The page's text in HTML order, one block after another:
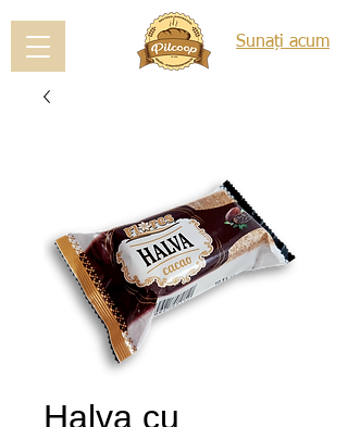
Sunați acum
Halva cu